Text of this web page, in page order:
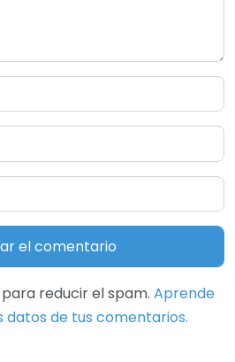
reducir el spam. Aprende
datos de tus comentarios.